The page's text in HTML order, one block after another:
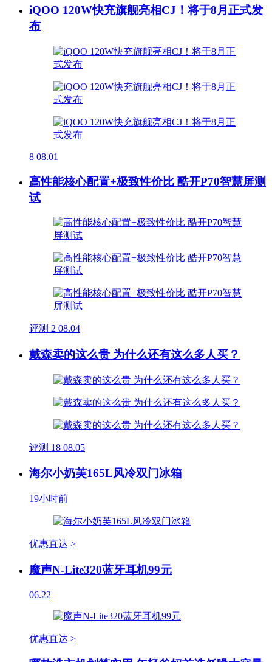
iQOO 120W快充旗舰亮相CJ！将于8月正式发
布
8 08.01
高性能核心配置+极致性价比 酷开P70智慧屏测
试
评测 2 08.04
戴森卖的这么贵 为什么还有这么多人买？
评测 18 08.05
海尔小奶芙165L风冷双门冰箱
19小时前
优惠直达 >
魔声N-Lite320蓝牙耳机99元
06.22
优惠直达 >